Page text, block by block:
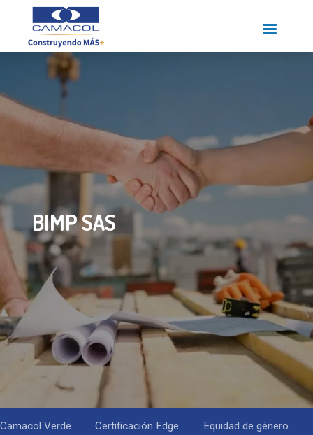
contenido
principal
BIMP SAS
Camacol Verde Certificación Edge Equidad de género